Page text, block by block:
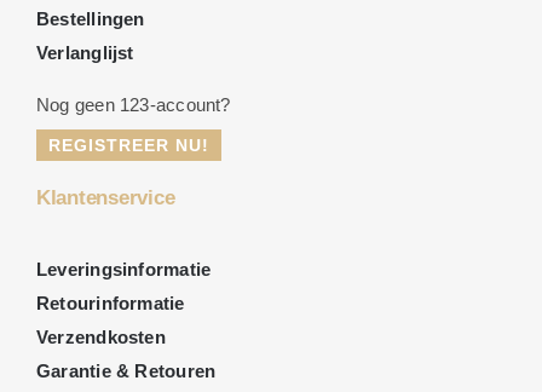
Bestellingen
Verlanglijst
Nog geen 123-account?
REGISTREER NU!
Klantenservice
Leveringsinformatie
Retourinformatie
Verzendkosten
Garantie & Retouren